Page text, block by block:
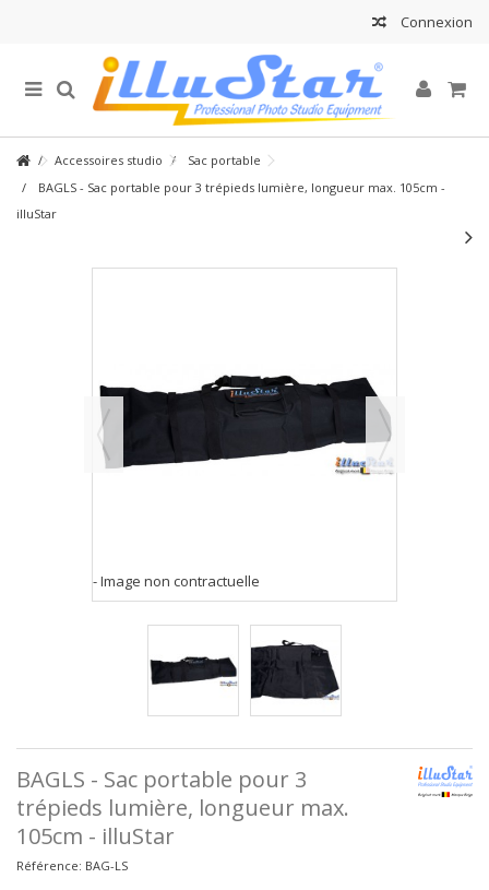
Connexion
Accessoires studio
Sac portable
BAGLS - Sac portable pour 3 trépieds lumière, longueur max. 105cm -
illuStar
- Image non contractuelle
BAGLS - Sac portable pour 3
trépieds lumière, longueur max.
105cm - illuStar
Référence: BAG-LS